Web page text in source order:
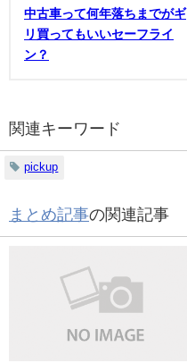
中古車って何年落ちまでがギ
リ買ってもいいセーフライ
ン？
関連キーワード
pickup
まとめ記事の関連記事